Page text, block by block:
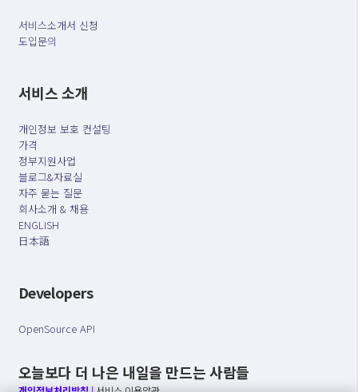
서비스소개서 신청
도입문의
서비스 소개
개인정보 보호 컨설팅
가격
정부지원사업
블로그&자료실
자주 묻는 질문
회사소개 & 채용
ENGLISH
日本語
Developers
OpenSource API
오늘보다 더 나은 내일을 만드는 사람들